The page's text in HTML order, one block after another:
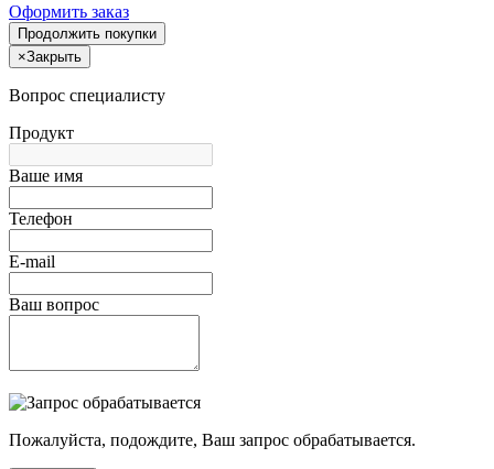
Оформить заказ
Продолжить покупки
×Закрыть
Вопрос специалисту
Продукт
Ваше имя
Телефон
E-mail
Ваш вопрос
Пожалуйста, подождите, Ваш запрос обрабатывается.